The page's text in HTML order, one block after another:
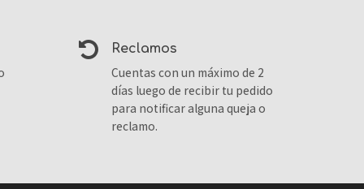
reclamos
Cuentas con un máximo de 2
días luego de recibir tu pedido
para notificar alguna queja o
reclamo.